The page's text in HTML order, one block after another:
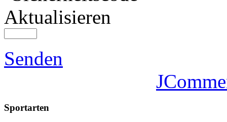
Aktualisieren
Senden
Sportarten